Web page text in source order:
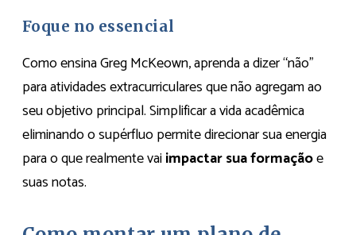
Foque no essencial
Como ensina Greg McKeown, aprenda a dizer “não”
para atividades extracurriculares que não agregam ao
seu objetivo principal. Simplificar a vida acadêmica
eliminando o supérfluo permite direcionar sua energia
para o que realmente vaiimpactar sua formaçãoe
suas notas.